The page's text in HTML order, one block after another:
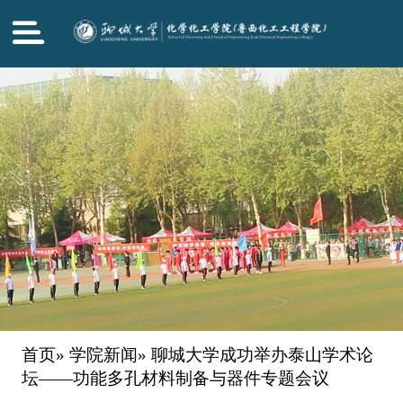
首页» 学院新闻» 聊城大学成功举办泰山学术论
坛——功能多孔材料制备与器件专题会议